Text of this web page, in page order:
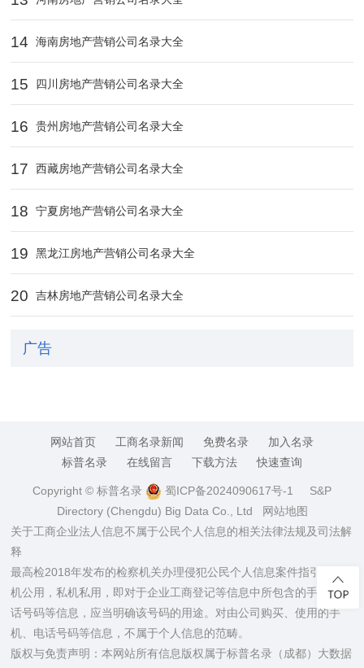
14 海南房地产营销公司名录大全
15 四川房地产营销公司名录大全
16 贵州房地产营销公司名录大全
17 西藏房地产营销公司名录大全
18 宁夏房地产营销公司名录大全
19 黑龙江房地产营销公司名录大全
20 吉林房地产营销公司名录大全
广告
网站首页 工商名录新闻 免费名录
加入名录
标普名录
在线留言 下载方法 快速查询
Copyright © 标普名录 蜀ICP备2024090617号-1
S&P
Directory (Chengdu) Big Data Co., Ltd
网站地图
关于工商企业法人信息不属于公民个人信息的相关法律法规及司法解
释
最高检2018年发布的检察机关办理侵犯公民个人信息案件指引：公
机公用，私机私用，即对于企业工商登记等信息中所包含的手机、电
话号码等信息，应当明确该号码的用途。对由公司购买、使用的手
机、电话号码等信息，不属于个人信息的范畴。
版权与免责声明：本网站所有信息版权属于标普名录（成都）大数据